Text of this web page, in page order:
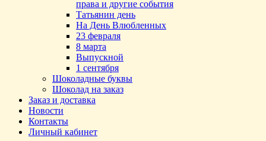
права и другие события
Татьянин день
На День Влюбленных
23 февраля
8 марта
Выпускной
1 сентября
Шоколадные буквы
Шоколад на заказ
Заказ и доставка
Новости
Контакты
Личный кабинет